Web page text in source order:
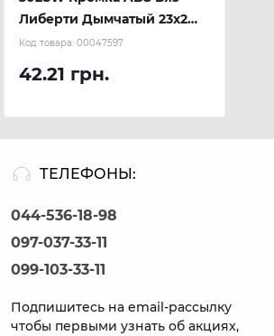
Либерти Дымчатый 23х2
мм (100 м.п.) REHAU
Код товара: 00047597
42.21 грн.
ТЕЛЕФОНЫ:
044-536-18-98
097-037-33-11
099-103-33-11
Подпишитесь на email-рассылку
чтобы первыми узнать об акциях,